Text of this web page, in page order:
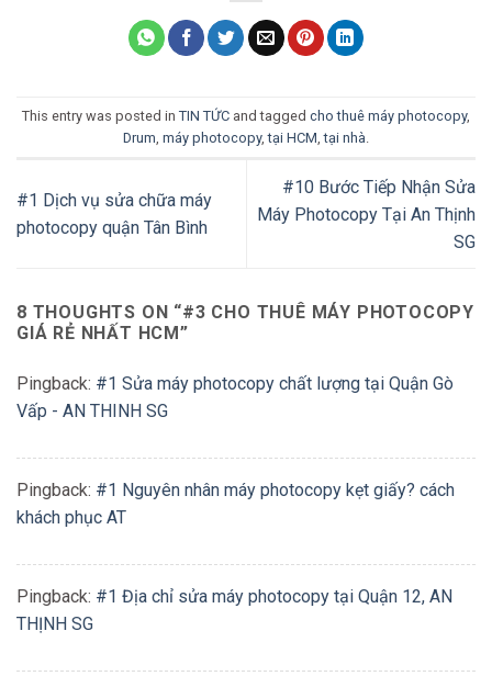
This entry was posted in TIN TỨC and tagged cho thuê máy photocopy,
Drum máy photocopy,tại HCM ,tại nhà
#1 Dịch vụ sửa chữa máy
photocopy quận Tân Bình
#10 Bước Tiếp Nhận Sửa
Máy Photocopy Tại An Thịnh
SG
8 THOUGHTS ON “#3 CHO THUÊ MÁY PHOTOCOPY
GIÁ RẺ NHẤT HCM”
Pingback: #1 Sửa máy photocopy chất lượng tại Quận Gò
Vấp - AN THINH SG
Pingback: #1 Nguyên nhân máy photocopy kẹt giấy? cách
khách phục AT
Pingback: #1 Địa chỉ sửa máy photocopy tại Quận 12, AN
THỊNH SG